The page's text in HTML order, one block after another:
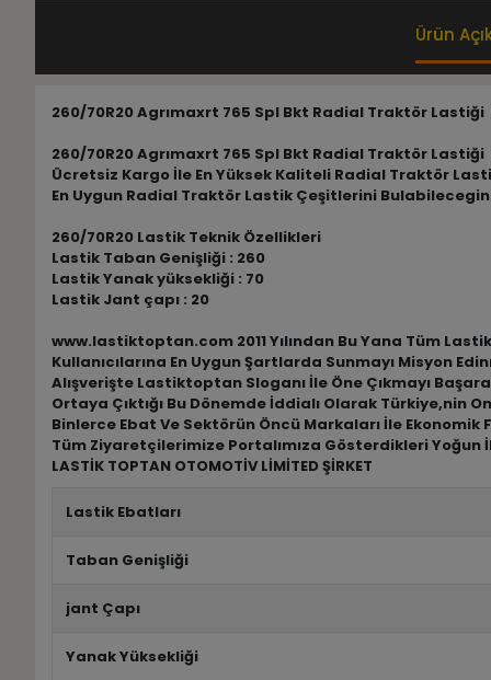
Ürün
260/70R20 Agrımaxrt 765 Spl Bkt Radial Traktör Lastiği
260/70R20 Agrımaxrt 765 Spl Bkt Radial Traktör Lastiği
Ücretsiz Kargo İle En Yüksek Kaliteli Radial Traktör
En Uygun Radial Traktör Lastik Çeşitlerini
260/70R20 Lastik Teknik Özellikleri
Lastik Taban Genişliği : 260
Lastik Yanak yüksekliği : 70
Lastik Jant çapı : 20
www.lastiktoptan.com 2011 Yılından Bu Yana Tüm
Kullanıcılarına En Uygun Şartlarda Sunmayı Misyon
Alışverişte Lastiktoptan Sloganı İle Öne Çıkmayı
Ortaya Çıktığı Bu Dönemde İddialı Olarak Türkiye,nin
Binlerce Ebat Ve Sektörün Öncü Markaları İle
Tüm Ziyaretçilerimize Portalımıza Gösterdikleri Yoğun
LASTİK TOPTAN OTOMOTİV LİMİTED ŞİRKET
Lastik Ebatları
Taban Genişliği
jant Çapı
Yanak Yüksekliği